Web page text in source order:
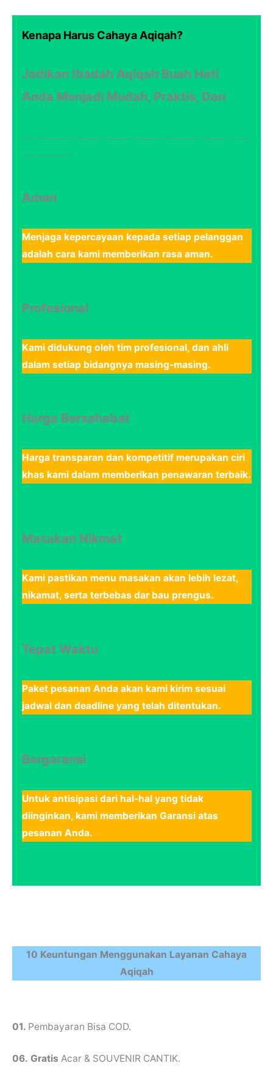
Kenapa Harus Cahaya Aqiqah?
Jadikan Ibadah Aqiqah Buah Hati
Anda Menjadi Mudah, Praktis, Dan
……………………………………………………………………………
……………….
Aman
Menjaga kepercayaan kepada setiap pelanggan
adalah cara kami memberikan rasa aman.
Profesional
Kami didukung oleh tim profesional, dan ahli
dalam setiap bidangnya masing-masing.
Harga Bersahabat
Harga transparan dan kompetitif merupakan ciri
khas kami dalam memberikan penawaran terbaik.
Masakan Nikmat
Kami pastikan menu masakan akan lebih lezat,
nikamat, serta terbebas dar bau prengus.
Tepat Waktu
Paket pesanan Anda akan kami kirim sesuai
jadwal dan deadline yang telah ditentukan.
Bergaransi
Untuk antisipasi dari hal-hal yang tidak
diinginkan, kami memberikan Garansi atas
pesanan Anda.
10 Keuntungan Menggunakan Layanan Cahaya
Aqiqah
01. Pembayaran Bisa COD.
06. Gratis Acar & SOUVENIR CANTIK.